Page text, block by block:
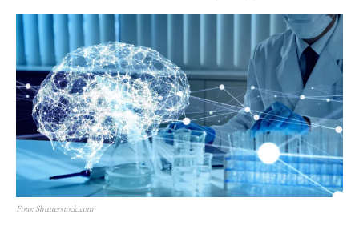
Foto: Shutterstock.com